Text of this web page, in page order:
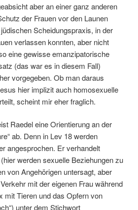
aber an einer ganz anderen
der Frauen vor den Launen
Scheidungspraxis, in der
verlassen konnten, aber nicht
eine gewisse emanzipatorische
(das war es in diesem Fall)
vorgegeben. Ob man daraus
hier implizit auch homosexuelle
scheint mir eher fraglich.
Raedel eine Orientierung an der
ab. Denn in Lev 18 werden
angesprochen. Er verhandelt
werden sexuelle Beziehungen zu
von Angehörigen untersagt, aber
mit der eigenen Frau während
mit Tieren und das Opfern von
unter dem Stichwort